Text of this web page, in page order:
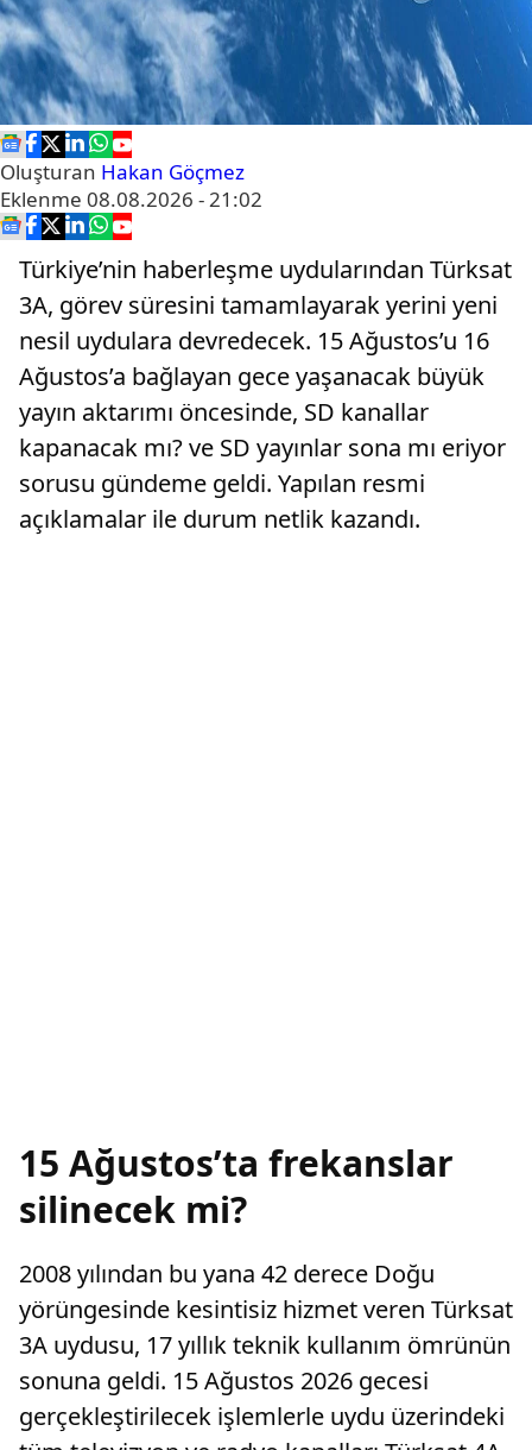
Oluşturan Hakan Göçmez
Eklenme 08.08.2026 - 21:02
Türkiye’nin haberleşme uydularından Türksat
3A, görev süresini tamamlayarak yerini yeni
nesil uydulara devredecek. 15 Ağustos’u 16
Ağustos’a bağlayan gece yaşanacak büyük
yayın aktarımı öncesinde, SD kanallar
kapanacak mı? ve SD yayınlar sona mı eriyor
sorusu gündeme geldi. Yapılan resmi
açıklamalar ile durum netlik kazandı.
15 Ağustos’ta frekanslar
silinecek mi?
2008 yılından bu yana 42 derece Doğu
yörüngesinde kesintisiz hizmet veren Türksat
3A uydusu, 17 yıllık teknik kullanım ömrünün
sonuna geldi. 15 Ağustos 2026 gecesi
gerçekleştirilecek işlemlerle uydu üzerindeki